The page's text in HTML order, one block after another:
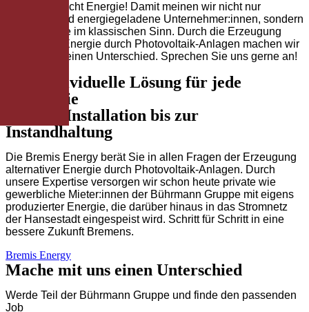
Bremen braucht Energie! Damit meinen wir nicht nur
motivierte und energiegeladene Unternehmer:innen, sondern
auch Energie im klassischen Sinn. Durch die Erzeugung
alternativer Energie durch Photovoltaik-Anlagen machen wir
gemeinsam einen Unterschied. Sprechen Sie uns gerne an!
Eine individuelle Lösung für jede
Immobilie
Von der Installation bis zur
Instandhaltung
Die Bremis Energy berät Sie in allen Fragen der Erzeugung
alternativer Energie durch Photovoltaik-Anlagen. Durch
unsere Expertise versorgen wir schon heute private wie
gewerbliche Mieter:innen der Bührmann Gruppe mit eigens
produzierter Energie, die darüber hinaus in das Stromnetz
der Hansestadt eingespeist wird. Schritt für Schritt in eine
bessere Zukunft Bremens.
Bremis Energy
Mache mit uns einen Unterschied
Werde Teil der Bührmann Gruppe und finde den passenden
Job